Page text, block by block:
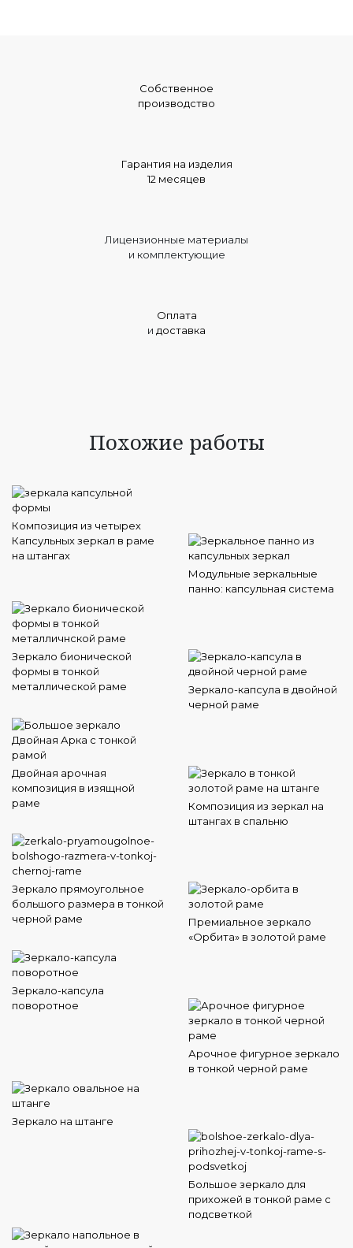
Собственное
производство
Гарантия на изделия
12 месяцев
Лицензионные материалы
и комплектующие
Оплата
и доставка
Похожие работы
Композиция из четырех
Капсульных зеркал в раме
на штангах
Модульные зеркальные
панно: капсульная система
Зеркало бионической
формы в тонкой
металлической раме
Зеркало-капсула в двойной
черной раме
Двойная арочная
композиция в изящной
раме
Композиция из зеркал на
штангах в спальню
Зеркало прямоугольное
большого размера в тонкой
черной раме
Премиальное зеркало
«Орбита» в золотой раме
Зеркало-капсула
поворотное
Арочное фигурное зеркало
в тонкой черной раме
Зеркало на штанге
Большое зеркало для
прихожей в тонкой раме с
подсветкой